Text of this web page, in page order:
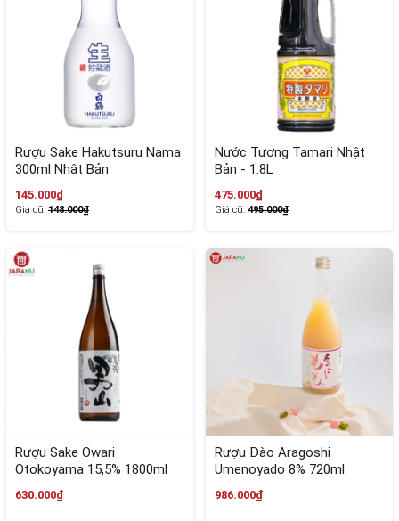
Rượu Sake Hakutsuru Nama
300ml Nhật Bản
145.000₫
Giá cũ: 148.000₫
Nước Tương Tamari Nhật
Bản - 1.8L
475.000₫
Giá cũ: 495.000₫
Rượu Sake Owari
Otokoyama 15,5% 1800ml
Nhật Bản
630.000₫
Rượu Đào Aragoshi
Umenoyado 8% 720ml
986.000₫